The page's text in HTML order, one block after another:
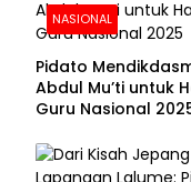
NASIONAL
Pidato
Abdul Mu’ti untuk
Guru Nasional